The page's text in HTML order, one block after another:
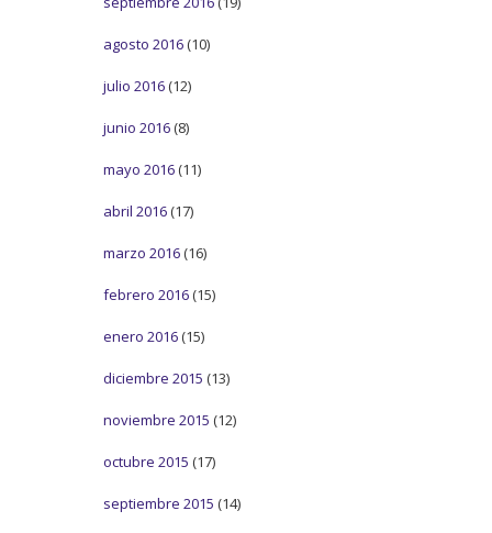
agosto 2016 (10)
julio 2016 (12)
junio 2016 (8)
mayo 2016 (11)
abril 2016 (17)
marzo 2016 (16)
febrero 2016 (15)
enero 2016 (15)
diciembre 2015 (13)
noviembre 2015 (12)
octubre 2015 (17)
septiembre 2015 (14)